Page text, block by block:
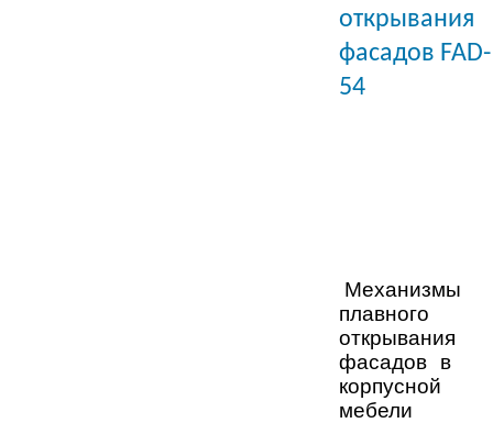
открывания
фасадов FAD-
54
Механизмы
плавного
открывания
фасадов в
корпусной
мебели